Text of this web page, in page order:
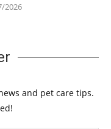
2026
and pet care tips.